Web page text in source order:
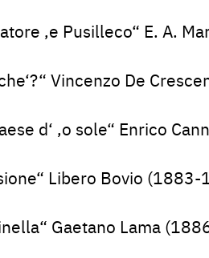
‚e Pusilleco“ E. A.
Vincenzo De
d‘ ‚o sole“ Enrico
Libero Bovio (1883-
Gaetano Lama